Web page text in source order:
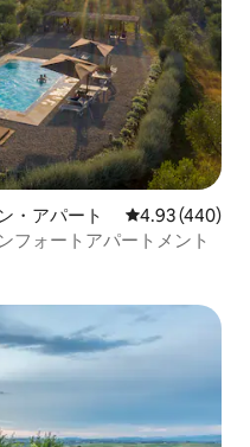
・アパート レビュー440
4.93 (440)
フォートアパートメント